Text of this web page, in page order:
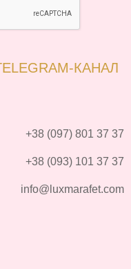
КАНАЛ
+38 (097) 801 37 37
+38 (093) 101 37 37
info@luxmarafet.com